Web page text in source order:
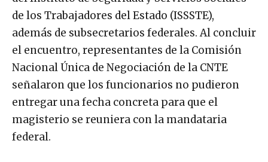
de los Trabajadores del Estado (ISSSTE),
además de subsecretarios federales. Al concluir
el encuentro, representantes de la Comisión
Nacional Única de Negociación de la CNTE
señalaron que los funcionarios no pudieron
entregar una fecha concreta para que el
magisterio se reuniera con la mandataria
federal.